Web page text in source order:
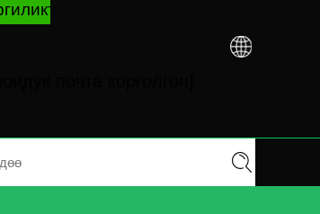
дистрибьютордон сатып